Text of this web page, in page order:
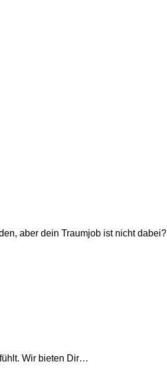
aber dein Traumjob ist nicht dabei?
Wir bieten Dir…